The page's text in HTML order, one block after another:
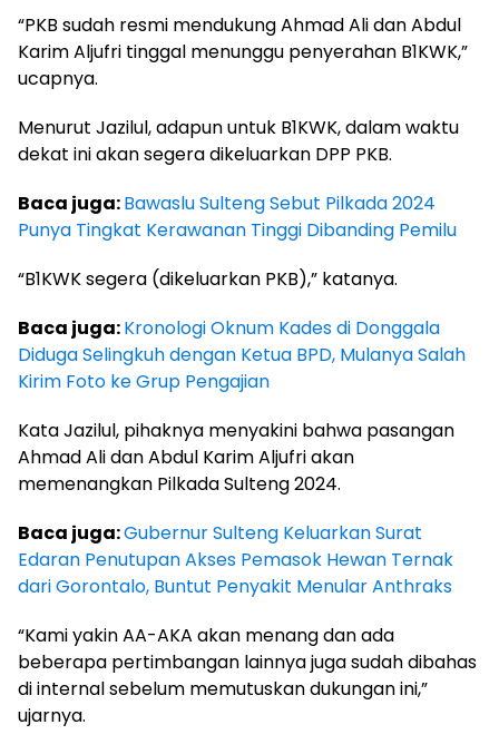
“PKB sudah resmi mendukung Ahmad Ali dan Abdul
Karim Aljufri tinggal menunggu penyerahan B1KWK,”
ucapnya.
Menurut Jazilul, adapun untuk B1KWK, dalam waktu
dekat ini akan segera dikeluarkan DPP PKB.
Baca juga:Bawaslu Sulteng Sebut Pilkada 2024
Punya Tingkat Kerawanan Tinggi Dibanding Pemilu
“B1KWK segera (dikeluarkan PKB),” katanya.
Baca juga:Kronologi Oknum Kades di Donggala
Diduga Selingkuh dengan Ketua BPD, Mulanya Salah
Kirim Foto ke Grup Pengajian
Kata Jazilul, pihaknya menyakini bahwa pasangan
Ahmad Ali dan Abdul Karim Aljufri akan
memenangkan Pilkada Sulteng 2024.
Baca juga:Gubernur Sulteng Keluarkan Surat
Edaran Penutupan Akses Pemasok Hewan Ternak
dari Gorontalo, Buntut Penyakit Menular Anthraks
“Kami yakin AA-AKA akan menang dan ada
beberapa pertimbangan lainnya juga sudah dibahas
di internal sebelum memutuskan dukungan ini,”
ujarnya.